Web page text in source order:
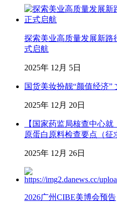
探索美业高质量发展新路
式启航
2025年 12月 5日
国货美妆扮靓“颜值经济”
2025年 12月 20日
【国家药监局核查中心
原蛋白原料检查要点（征
2025年 12月 26日
2026广州CIBE美博会预告